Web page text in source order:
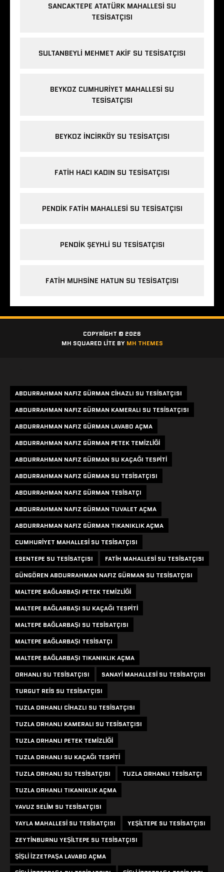
SANCAKTEPE ATATÜRK MAHALLESI SU
TESISATÇISI
SULTANBEYLI MEHMET AKIF SU TESISATÇISI
BEYKOZ CUMHURIYET MAHALLESI SU
TESISATÇISI
BEYKOZ INCIRKÖY SU TESISATÇISI
FATIH HACI KADIN SU TESISATÇISI
PENDIK FATIH MAHALLESI SU TESISATÇISI
PENDIK ŞEYHLI SU TESISATÇISI
FATIH MUHSINE HATUN SU TESISATÇISI
COPYRIGHT © 2026
MH SQUARED LITE BY MH THEMES
ABDURRAHMAN NAFIZ GÜRMAN CIHAZLI SU TESISATÇISI
ABDURRAHMAN NAFIZ GÜRMAN KAMERALI SU TESISATÇISI
ABDURRAHMAN NAFIZ GÜRMAN LAVABO AÇMA
ABDURRAHMAN NAFIZ GÜRMAN PETEK TEMIZLIĞI
ABDURRAHMAN NAFIZ GÜRMAN SU KAÇAĞI TESPITI
ABDURRAHMAN NAFIZ GÜRMAN SU TESISATÇISI
ABDURRAHMAN NAFIZ GÜRMAN TESISATÇI
ABDURRAHMAN NAFIZ GÜRMAN TUVALET AÇMA
ABDURRAHMAN NAFIZ GÜRMAN TIKANIKLIK AÇMA
CUMHURIYET MAHALLESI SU TESISATÇISI
ESENTEPE SU TESISATÇISI
FATIH MAHALLESI SU TESISATÇISI
GÜNGÖREN ABDURRAHMAN NAFIZ GÜRMAN SU TESISATÇISI
MALTEPE BAĞLARBAŞI PETEK TEMIZLIĞI
MALTEPE BAĞLARBAŞI SU KAÇAĞI TESPITI
MALTEPE BAĞLARBAŞI SU TESISATÇISI
MALTEPE BAĞLARBAŞI TESISATÇI
MALTEPE BAĞLARBAŞI TIKANIKLIK AÇMA
ORHANLI SU TESISATÇISI
SANAYI MAHALLESI SU TESISATÇISI
TURGUT REIS SU TESISATÇISI
TUZLA ORHANLI CIHAZLI SU TESISATÇISI
TUZLA ORHANLI KAMERALI SU TESISATÇISI
TUZLA ORHANLI PETEK TEMIZLIĞI
TUZLA ORHANLI SU KAÇAĞI TESPITI
TUZLA ORHANLI SU TESISATÇISI
TUZLA ORHANLI TESISATÇI
TUZLA ORHANLI TIKANIKLIK AÇMA
YAVUZ SELIM SU TESISATÇISI
YAYLA MAHALLESI SU TESISATÇISI
YEŞILTEPE SU TESISATÇISI
ZEYTINBURNU YEŞILTEPE SU TESISATÇISI
ŞIŞLI IZZETPAŞA LAVABO AÇMA